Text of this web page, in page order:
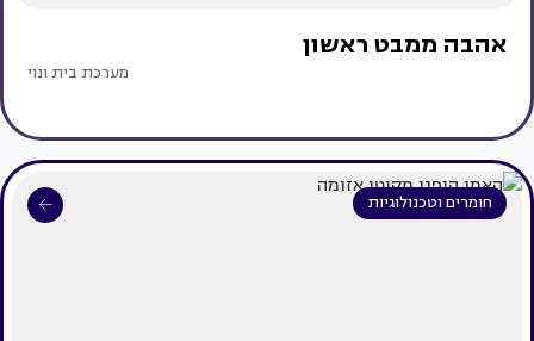
אהבה ממבט ראשון
מערכת בית ונוי
חומרים וטכנולוגיות